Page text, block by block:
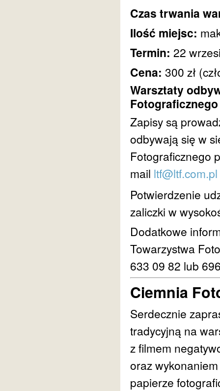
Czas trwania
Ilość miejsc:
Termin: 22
Cena: 300 zł
Warsztaty
Zapisy są
odbywają się w
Fotograficznego
mail ltf@ltf.com.pl
Potwierdzenie
zaliczki w
Dodatkowe
Towarzystwa
633 09 82 lub
Ciemnia
Serdecznie
tradycyjną na
z filmem
oraz
papierze